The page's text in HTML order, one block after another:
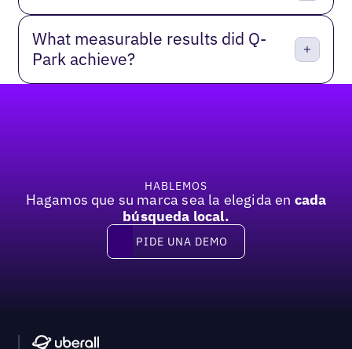
What measurable results did Q-
Park achieve?
HABLEMOS
Hagamos que su marca sea la elegida en cada
búsqueda local.
Pide una demo
PIDE UNA DEMO